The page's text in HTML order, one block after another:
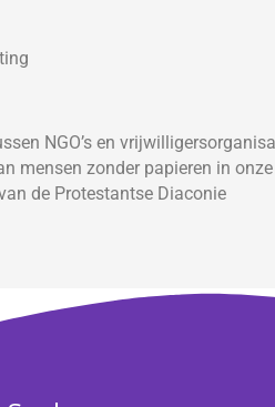
NGO’s en
mensen zonder papieren in
de Protestantse Diaconie